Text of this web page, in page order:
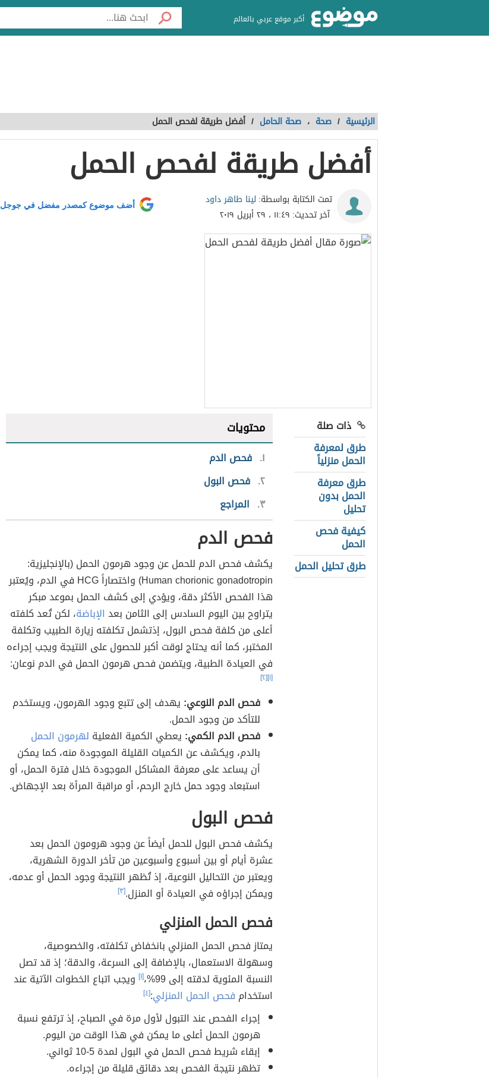
أكبر موقع عربي بالعالم
الرئيسية / صحة ، صحة الحامل / أفضل طريقة لفحص الحمل
أفضل طريقة لفحص الحمل
تمت الكتابة بواسطة: لينا طاهر داود
آخر تحديث: ١١:٤٩ ، ٢٩ أبريل ٢٠١٩
أضف موضوع كمصدر مفضل في جوجل
ذات صلة
طرق لمعرفة
الحمل منزلياً
طرق معرفة
الحمل بدون
تحليل
كيفية فحص
الحمل
طرق تحليل الحمل
محتويات
١ فحص الدم
٢ فحص البول
٣ المراجع
فحص الدم
يكشف فحص الدم للحمل عن وجود هرمون الحمل (بالإنجليزية:
Human chorionic gonadotropin) واختصاراً HCG في الدم، ويُعتبر
هذا الفحص الأكثر دقة، ويؤدي إلى كشف الحمل بموعد مبكر
يتراوح بين اليوم السادس إلى الثامن بعد الإباضة، لكن تُعد كلفته
أعلى من كلفة فحص البول، إذتشمل تكلفته زيارة الطبيب وتكلفة
المختبر، كما أنه يحتاج لوقت أكبر للحصول على النتيجة ويجب إجراءه
في العيادة الطبية، ويتضمن فحص هرمون الحمل في الدم نوعان:
[١] [٢]
فحص الدم النوعي: يهدف إلى تتبع وجود الهرمون، ويستخدم
للتأكد من وجود الحمل.
فحص الدم الكمي: يعطي الكمية الفعلية لهرمون الحمل
بالدم، ويكشف عن الكميات القليلة الموجودة منه، كما يمكن
أن يساعد على معرفة المشاكل الموجودة خلال فترة الحمل، أو
استبعاد وجود حمل خارج الرحم، أو مراقبة المرأة بعد الإجهاض.
فحص البول
يكشف فحص البول للحمل أيضاً عن وجود هرومون الحمل بعد
عشرة أيام أو بين أسبوع وأسبوعين من تأخر الدورة الشهرية،
ويعتبر من التحاليل النوعية، إذ تُظهر النتيجة وجود الحمل أو عدمه،
ويمكن إجراؤه في العيادة أو المنزل.[٣]
فحص الحمل المنزلي
يمتاز فحص الحمل المنزلي بانخفاض تكلفته، والخصوصية،
وسهولة الاستعمال، بالإضافة إلى السرعة، والدقة؛ إذ قد تصل
النسبة المئوية لدقته إلى 99%،
[١] ويجب اتباع الخطوات الآتية عند
استخدام فحص الحمل المنزلي:[٤]
إجراء الفحص عند التبول لأول مرة في الصباح، إذ ترتفع نسبة
هرمون الحمل أعلى ما يمكن في هذا الوقت من اليوم.
إبقاء شريط فحص الحمل في البول لمدة 5-10 ثواني.
تظهر نتيجة الفحص بعد دقائق قليلة من إجراءه.